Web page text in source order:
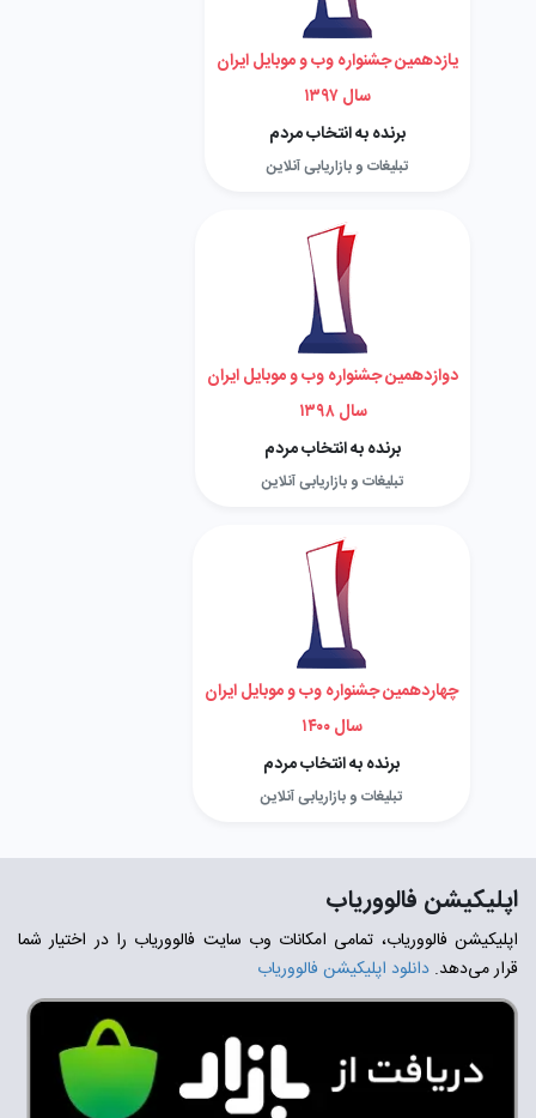
یازدهمین جشنواره وب و موبایل ایران
سال ۱۳۹۷
برنده به انتخاب مردم
تبلیغات و بازاریابی آنلاین
دوازدهمین جشنواره وب و موبایل ایران
سال ۱۳۹۸
برنده به انتخاب مردم
تبلیغات و بازاریابی آنلاین
چهاردهمین جشنواره وب و موبایل ایران
سال ۱۴۰۰
برنده به انتخاب مردم
تبلیغات و بازاریابی آنلاین
اپلیکیشن فالووریاب
اپلیکیشن فالووریاب، تمامی امکانات وب سایت فالووریاب را در اختیار شما
قرار می‌دهد. دانلود اپلیکیشن فالووریاب